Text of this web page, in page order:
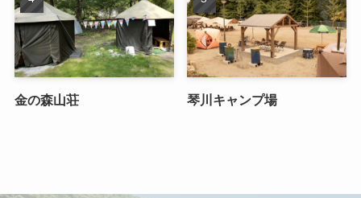
金の森山荘 琴川キャンプ場